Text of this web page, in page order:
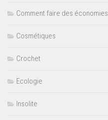
Comment faire des économies
Cosmétiques
Crochet
Ecologie
Insolite